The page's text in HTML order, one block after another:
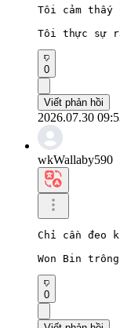
Tôi cảm
Tôi thực sự
0
Viết phản hồi
2026.07.30
wkWallaby590
Chỉ cần đeo
Won Bin
0